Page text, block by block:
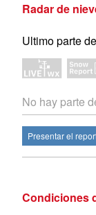
Radar de
Ultimo parte
No hay parte
Presentar el
Condiciones